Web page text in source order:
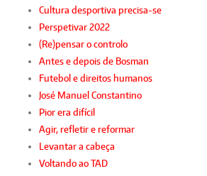
Cultura desportiva precisa-se
Perspetivar 2022
(Re)pensar o controlo
Antes e depois de Bosman
Futebol e direitos humanos
José Manuel Constantino
Pior era difícil
Agir, refletir e reformar
Levantar a cabeça
Voltando ao TAD